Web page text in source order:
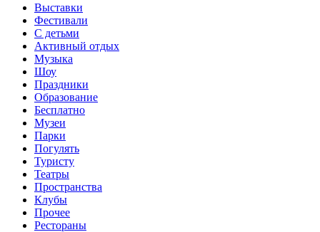
Выставки
Фестивали
С детьми
Активный отдых
Музыка
Шоу
Праздники
Образование
Бесплатно
Музеи
Парки
Погулять
Туристу
Театры
Пространства
Клубы
Прочее
Рестораны